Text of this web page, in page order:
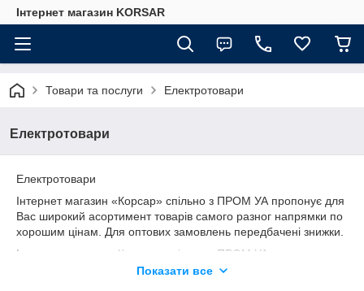
Iнтернет магазин KORSAR
Товари та послуги Електротовари
Електротовари
Електротовари
Інтернет магазин «Корсар» спільно з ПРОМ УА пропонує для
Вас широкий асортимент товарів самого разног напрямки по
хорошим цінам. Для оптових замовлень передбачені знижки.
Інтернет магазин «Корсар» спільно з ПРОМ УА пропонує для
Вас широкий асортимент товарів найрізноманітніших
Показати все